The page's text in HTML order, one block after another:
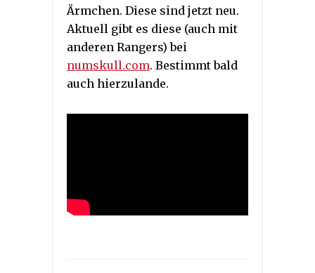
Ärmchen. Diese sind jetzt neu.
Aktuell gibt es diese (auch mit
anderen Rangers) bei
numskull.com. Bestimmt bald
auch hierzulande.